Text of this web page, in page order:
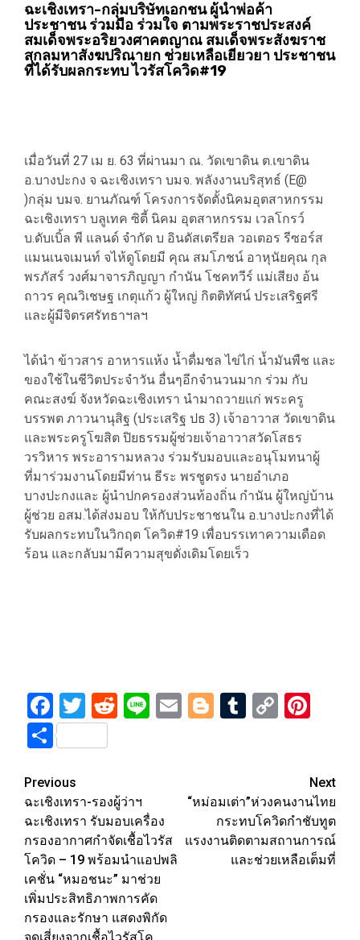
ฉะเชิงเทรา-กลุ่มบริษัทเอกชน ผู้นำพ่อค้า
ประชาชน ร่วมมือ ร่วมใจ ตามพระราชประสงค์
สมเด็จพระอริยวงศาคตญาณ สมเด็จพระสังฆราช
สกลมหาสังฆปริณายก ช่วยเหลือเยียวยา ประชาชน
ที่ได้รับผลกระทบ ไวรัสโควิด#19
เมื่อวันที่ 27 เม ย. 63 ที่ผ่านมา ณ. วัดเขาดิน ต.เขาดิน
อ.บางปะกง จ ฉะเชิงเทรา บมจ. พลังงานบริสุทธ์ (E@
)กลุ่ม บมจ. ยานภัณฑ์ โครงการจัดตั้งนิคมอุตสาหกรรม
ฉะเชิงเทรา บลูเทค ซิตี้ นิคม อุตสาหกรรม เวลโกรว์
บ.ดับเบิ้ล พี แลนด์ จำกัด บ อินดัสเตรียล วอเตอร รีซอร์ส
แมนเนจเมนท์ จไห้ดูโดยมี คุณ สมโภชน์ อาหุนัยคุณ กุล
พรภัสร์ วงศ์มาจารภิญญา กำนัน โชคทวีร์ แม่เสียง อ้น
ถาวร คุณวิเชษฐ เกตุแก้ว ผู้ใหญ่ กิตติทัศน์ ประเสริฐศรี
และผู้มีจิตรศรัทธาฯลฯ
ได้นำ ข้าวสาร อาหารแห้ง น้ำดื่มชล ไข่ไก่ น้ำมันพืช และ
ของใช้ในชีวิตประจำวัน อื่นๆอีกจำนวนมาก ร่วม กับ
คณะสงฆ์ จังหวัดฉะเชิงเทรา นำมาถวายแก่ พระครู
บรรพต ภาวนานุสิฐ (ประเสริฐ ปธ 3) เจ้าอาวาส วัดเขาดิน
และพระครูโฆสิต ปิยธรรมผู้ช่วยเจ้าอาวาสวัดโสธร
วรวิหาร พระอารามหลวง ร่วมรับมอบและอนุโมทนาผู้
ที่มาร่วมงานโดยมีท่าน ธีระ พรชูตรง นายอำเภอ
บางปะกงและ ผู้นำปกครองส่วนท้องถิ่น กำนัน ผู้ใหญ่บ้าน
ผู้ช่วย อสม.ได้ส่งมอบ ให้กับประชาชนใน อ.บางปะกงที่ได้
รับผลกระทบในวิกฤต โควิด#19 เพื่อบรรเทาความเดือด
ร้อน และกลับมามีความสุขดั่งเดิมโดยเร็ว
Facebook
Twitter
Reddit
LineEmailBlogger
Tumblr
Copy
Share
Post
navigation
Previous
ฉะเชิงเทรา-รองผู้ว่าฯ
ฉะเชิงเทรา รับมอบเครื่อง
กรองอากาศกำจัดเชื้อไวรัส
โควิด – 19 พร้อมนำแอปพลิ
เคชั่น “หมอชนะ” มาช่วย
เพิ่มประสิทธิภาพการคัด
กรองและรักษา แสดงพิกัด
Next
“หม่อมเต่า”ห่วงคนงานไทย
กระทบโควิดกำชับทูต
แรงงานติดตามสถานการณ์
และช่วยเหลือเต็มที่